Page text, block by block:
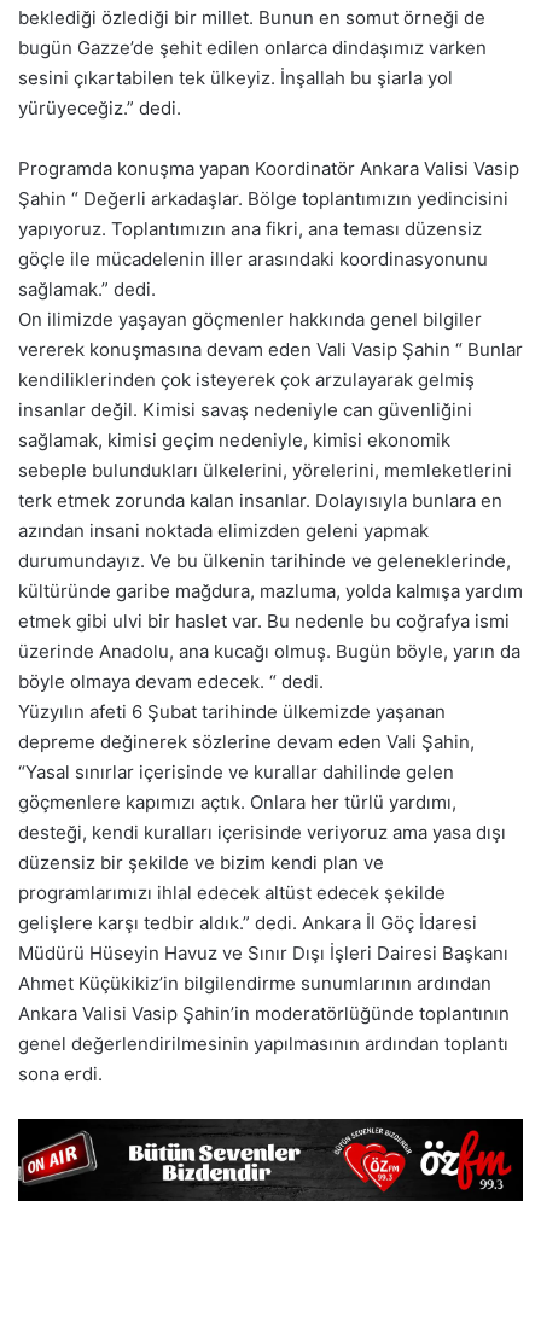
beklediği özlediği bir millet. Bunun en somut örneği de
bugün Gazze’de şehit edilen onlarca dindaşımız varken
sesini çıkartabilen tek ülkeyiz. İnşallah bu şiarla yol
yürüyeceğiz.” dedi.
Programda konuşma yapan Koordinatör Ankara Valisi Vasip
Şahin “ Değerli arkadaşlar. Bölge toplantımızın yedincisini
yapıyoruz. Toplantımızın ana fikri, ana teması düzensiz
göçle ile mücadelenin iller arasındaki koordinasyonunu
sağlamak.” dedi.
On ilimizde yaşayan göçmenler hakkında genel bilgiler
vererek konuşmasına devam eden Vali Vasip Şahin “ Bunlar
kendiliklerinden çok isteyerek çok arzulayarak gelmiş
insanlar değil. Kimisi savaş nedeniyle can güvenliğini
sağlamak, kimisi geçim nedeniyle, kimisi ekonomik
sebeple bulundukları ülkelerini, yörelerini, memleketlerini
terk etmek zorunda kalan insanlar. Dolayısıyla bunlara en
azından insani noktada elimizden geleni yapmak
durumundayız. Ve bu ülkenin tarihinde ve geleneklerinde,
kültüründe garibe mağdura, mazluma, yolda kalmışa yardım
etmek gibi ulvi bir haslet var. Bu nedenle bu coğrafya ismi
üzerinde Anadolu, ana kucağı olmuş. Bugün böyle, yarın da
böyle olmaya devam edecek. “ dedi.
Yüzyılın afeti 6 Şubat tarihinde ülkemizde yaşanan
depreme değinerek sözlerine devam eden Vali Şahin,
“Yasal sınırlar içerisinde ve kurallar dahilinde gelen
göçmenlere kapımızı açtık. Onlara her türlü yardımı,
desteği, kendi kuralları içerisinde veriyoruz ama yasa dışı
düzensiz bir şekilde ve bizim kendi plan ve
programlarımızı ihlal edecek altüst edecek şekilde
gelişlere karşı tedbir aldık.” dedi. Ankara İl Göç İdaresi
Müdürü Hüseyin Havuz ve Sınır Dışı İşleri Dairesi Başkanı
Ahmet Küçükikiz’in bilgilendirme sunumlarının ardından
Ankara Valisi Vasip Şahin’in moderatörlüğünde toplantının
genel değerlendirilmesinin yapılmasının ardından toplantı
sona erdi.